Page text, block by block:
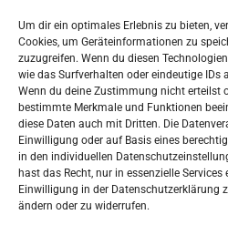
Um dir ein optimales Erlebnis zu bieten,
Cookies, um Geräteinformationen zu
zuzugreifen. Wenn du diesen
wie das Surfverhalten oder eindeutige IDs
Wenn du deine Zustimmung nicht erteilst
bestimmte Merkmale und Funktionen
diese Daten auch mit Dritten. Die
Einwilligung oder auf Basis eines
in den individuellen
hast das Recht, nur in essenzielle
Einwilligung in der Datenschutzerklärung
ändern oder zu widerrufen.
Datenschutzerklärung
Widerufsbelehrung
Oglašavanje / Postavite svoj oglas
Tko je “Idemo u Svijet –
Pretražite stranicu:
S